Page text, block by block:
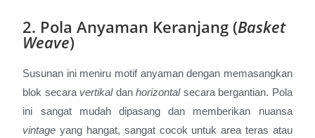
2. Pola Anyaman Keranjang (Basket
Weave)
Susunan ini meniru motif anyaman dengan memasangkan
blok secara vertikaldanhorizontalsecara bergantian. Pola
ini sangat mudah dipasang dan memberikan nuansa
vintage yang hangat, sangat cocok untuk area teras atau